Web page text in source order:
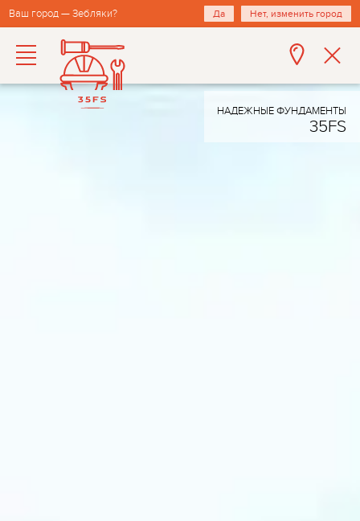
Ваш город — Зебляки? Да Нет, изменить город
НАДЕЖНЫЕ ФУНДАМЕНТЫ
35FS